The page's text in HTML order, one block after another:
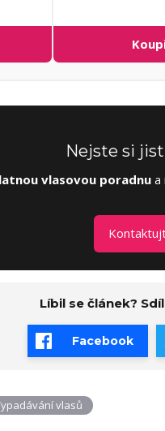
Nejste si
vlasovou poradnua
Líbil se článek?
Facebook
vlasů